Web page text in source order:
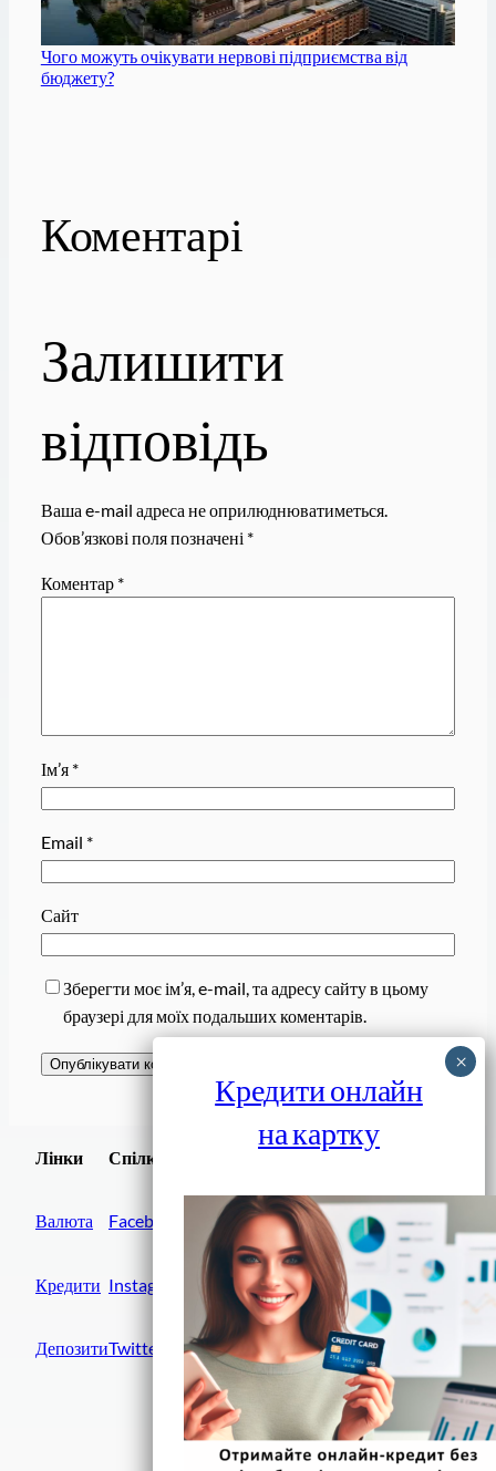
Чого можуть очікувати нервові підприємства від
бюджету?
Коментарі
Залишити
відповідь
Ваша e-mail адреса не оприлюднюватиметься.
Обов’язкові поля позначені *
Коментар *
Ім’я *
Email *
Сайт
Зберегти моє ім’я, e-mail, та адресу сайту в цьому
браузері для моїх подальших коментарів.
Лінки
Валюта
Кредити
Депозити
Спілки
Facebook
Instagram
Twitter
Завантажити
Фінанси IN UA
вулиця Хрещатик, 14
Кредити онлайн
на картку